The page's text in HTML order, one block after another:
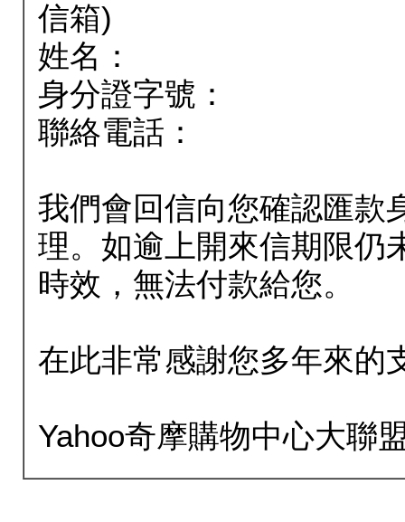
信箱)
姓名：
身分證字號：
聯絡電話：
我們會回信向您確認匯款
理。如逾上開來信期限仍
時效，無法付款給您。
在此非常感謝您多年來的
Yahoo奇摩購物中心大